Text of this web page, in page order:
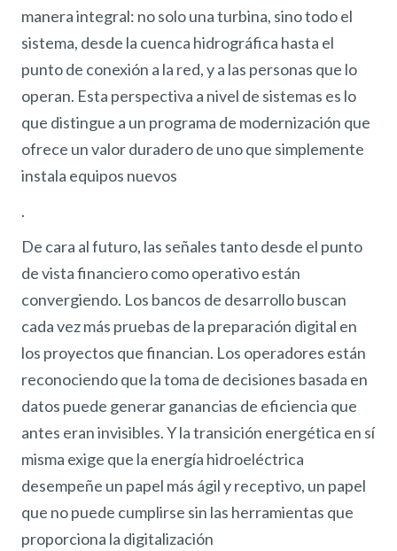
manera integral: no solo una turbina, sino todo el
sistema, desde la cuenca hidrográfica hasta el
punto de conexión a la red, y a las personas que lo
operan. Esta perspectiva a nivel de sistemas es lo
que distingue a un programa de modernización que
ofrece un valor duradero de uno que simplemente
instala equipos nuevos
.
De cara al futuro, las señales tanto desde el punto
de vista financiero como operativo están
convergiendo. Los bancos de desarrollo buscan
cada vez más pruebas de la preparación digital en
los proyectos que financian. Los operadores están
reconociendo que la toma de decisiones basada en
datos puede generar ganancias de eficiencia que
antes eran invisibles. Y la transición energética en sí
misma exige que la energía hidroeléctrica
desempeñe un papel más ágil y receptivo, un papel
que no puede cumplirse sin las herramientas que
proporciona la digitalización